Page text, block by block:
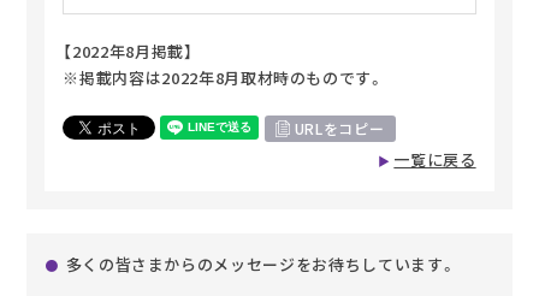
【2022年8月掲載】
※掲載内容は2022年8月取材時のものです。
URLをコピー
一覧に戻る
多くの皆さまからのメッセージをお待ちしています。